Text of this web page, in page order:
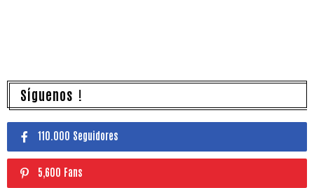
Síguenos !
110.000 Seguidores
5,600 Fans